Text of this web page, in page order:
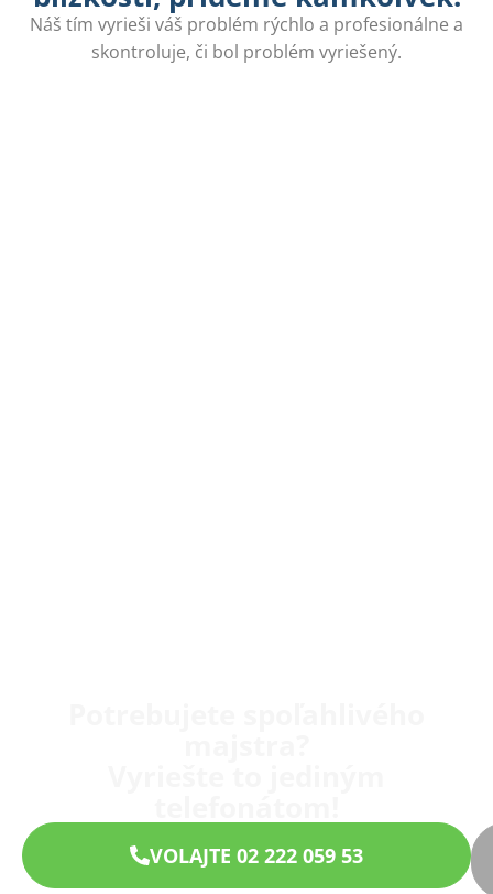
Náš tím vyrieši váš problém rýchlo a profesionálne a
skontroluje, či bol problém vyriešený.
VOLAJTE 02 222 059 53